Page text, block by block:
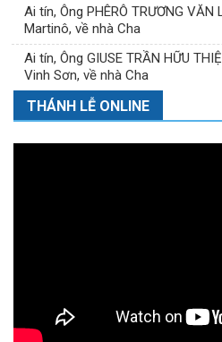
Ai tín, Ông PHÊRÔ TRƯƠNG
Martinô, về nhà Cha
Ai tín, Ông GIUSE TRẦN HỮU
Vinh Sơn, về nhà Cha
THÁNH LỄ ONLINE